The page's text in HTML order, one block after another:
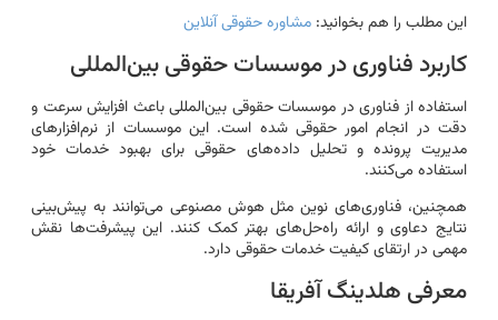
این مطلب را هم بخوانید: مشاوره حقوقی آنلاین
کاربرد فناوری در موسسات حقوقی بین‌المللی
استفاده از فناوری در موسسات حقوقی بین‌المللی باعث افزایش سرعت و
دقت در انجام امور حقوقی شده است. این موسسات از نرم‌افزارهای
مدیریت پرونده و تحلیل داده‌های حقوقی برای بهبود خدمات خود
استفاده می‌کنند.
همچنین، فناوری‌های نوین مثل هوش مصنوعی می‌توانند به پیش‌بینی
نتایج دعاوی و ارائه راه‌حل‌های بهتر کمک کنند. این پیشرفت‌ها نقش
مهمی در ارتقای کیفیت خدمات حقوقی دارد.
معرفی هلدینگ آفریقا